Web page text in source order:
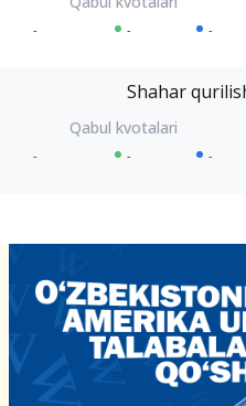
- - -
Shahar
- - -